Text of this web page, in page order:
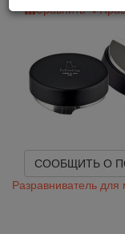
Сравнить
СООБЩИТЬ О
Разравниватель